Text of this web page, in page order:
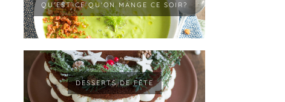
QU'EST-CE QU'ON MANGE CE SOIR?
DESSERTS DE FÊTE